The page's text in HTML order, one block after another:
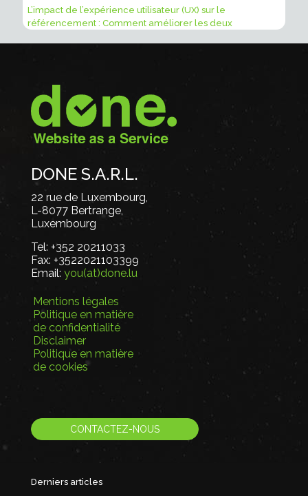
L’impact de l’expérience utilisateur (UX) sur le
référencement : Comment améliorer les deux
DONE S.A.R.L.
22 rue de Luxembourg,
L-8077 Bertrange,
Luxembourg
Tel: +352 20211033
Fax: +3522021103399
Email: you(at)done.lu
Mentions légales
Politique en matière
de confidentialité
Disclaimer
Politique en matière
de cookies
CONTACTEZ-NOUS
Derniers articles